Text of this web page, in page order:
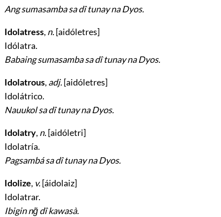
Ang sumasamba sa dî tunay na Dyos.
Idolatress, n.[aidóletres]
Idólatra.
Babaing sumasamba sa dî tunay na Dyos.
Idolatrous, adj.[aidóletres]
Idolátrico.
Nauukol sa dî tunay na Dyos.
Idolatry, n.[aidóletri]
Idolatría.
Pagsambá sa dî tunay na Dyos.
Idolize, v.[áidolaiz]
Idolatrar.
Ibigin ng̃ dî kawasà.